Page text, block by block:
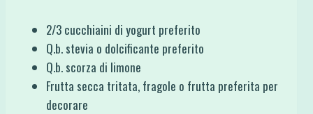
2/3 cucchiaini di yogurt preferito
Q.b. stevia o dolcificante preferito
Q.b. scorza di limone
Frutta secca tritata, fragole o frutta preferita per
decorare